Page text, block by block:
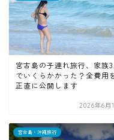
宮古島の子連れ旅行、家族3
でいくらかかった？全費用
正直に公開します
2026年6月
宮古島・沖縄旅行